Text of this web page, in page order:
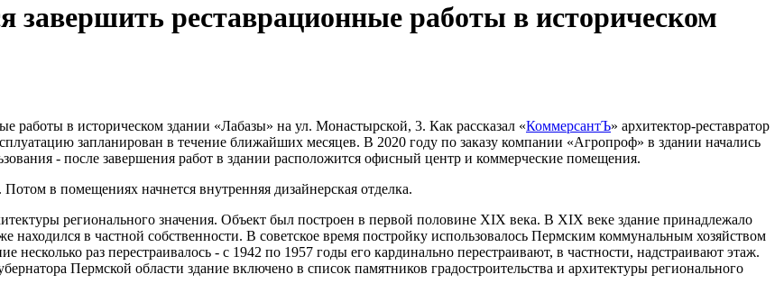
завершить реставрационные работы в историческом
работы в историческом здании «Лабазы» на ул. Монастырской, 3. Как рассказал «КоммерсантЪ» архитектор-реставратор
запланирован в течение ближайших месяцев. В 2020 году по заказу компании «Агропроф» в здании начались
- после завершения работ в здании расположится офисный центр и коммерческие помещения.
в помещениях начнется внутренняя дизайнерская отделка.
регионального значения. Объект был построен в первой половине XIX века. В XIX веке здание принадлежало
в частной собственности. В советское время постройку использовалось Пермским коммунальным хозяйством
несколько раз перестраивалось - с 1942 по 1957 годы его кардинально перестраивают, в частности, надстраивают этаж.
Пермской области здание включено в список памятников градостроительства и архитектуры регионального